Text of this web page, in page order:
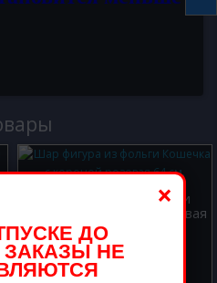
Шар фигура из фольги
Кошечка с короной розовая
64 см.
500.00 р.
×
ДО
ЗАКАЗЫ НЕ